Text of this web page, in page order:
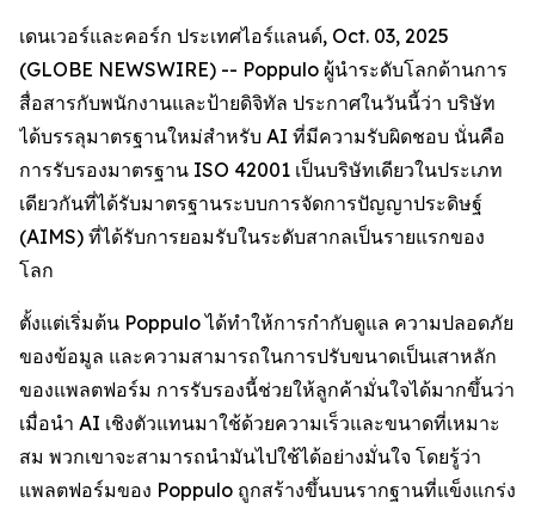
เดนเวอร์และคอร์ก ประเทศไอร์แลนด์, Oct. 03, 2025
(GLOBE NEWSWIRE) -- Poppulo ผู้นำระดับโลกด้านการ
สื่อสารกับพนักงานและป้ายดิจิทัล ประกาศในวันนี้ว่า บริษัท
ได้บรรลุมาตรฐานใหม่สำหรับ AI ที่มีความรับผิดชอบ นั่นคือ
การรับรองมาตรฐาน ISO 42001 เป็นบริษัทเดียวในประเภท
เดียวกันที่ได้รับมาตรฐานระบบการจัดการปัญญาประดิษฐ์
(AIMS) ที่ได้รับการยอมรับในระดับสากลเป็นรายแรกของ
โลก
ตั้งแต่เริ่มต้น Poppulo ได้ทำให้การกำกับดูแล ความปลอดภัย
ของข้อมูล และความสามารถในการปรับขนาดเป็นเสาหลัก
ของแพลตฟอร์ม การรับรองนี้ช่วยให้ลูกค้ามั่นใจได้มากขึ้นว่า
เมื่อนำ AI เชิงตัวแทนมาใช้ด้วยความเร็วและขนาดที่เหมาะ
สม พวกเขาจะสามารถนำมันไปใช้ได้อย่างมั่นใจ โดยรู้ว่า
แพลตฟอร์มของ Poppulo ถูกสร้างขึ้นบนรากฐานที่แข็งแกร่ง